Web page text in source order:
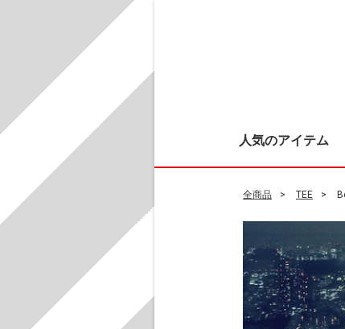
人気のアイテム
全商品 TEE